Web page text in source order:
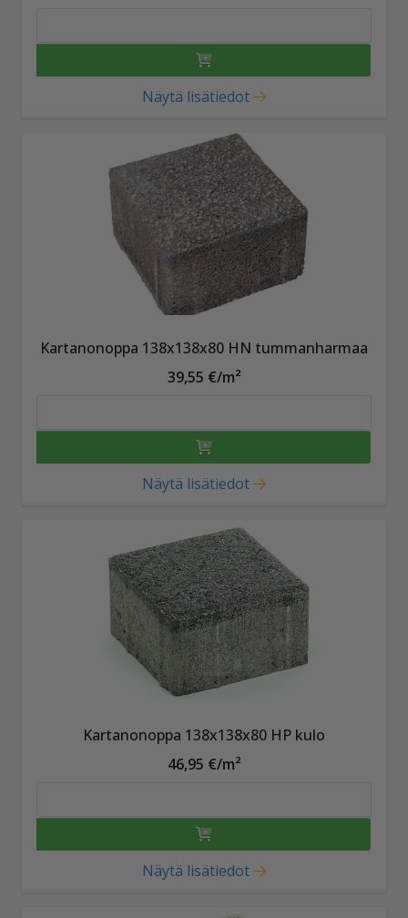
Näytä lisätiedot
Kartanonoppa 138x138x80 HN tummanharmaa
39,55 €/m²
Näytä lisätiedot
Kartanonoppa 138x138x80 HP kulo
46,95 €/m²
Näytä lisätiedot